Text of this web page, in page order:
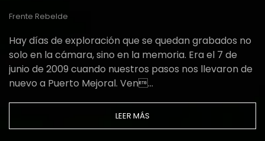
Frente Rebelde
Hay días de exploración que se quedan grabados no
solo en la cámara, sino en la memoria. Era el 7 de
junio de 2009 cuando nuestros pasos nos llevaron de
nuevo a Puerto Mejoral. Ven…
LEER MÁS